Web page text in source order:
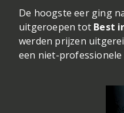
De hoogste eer ging
uitgeroepen tot Best
werden prijzen
een niet-professionele